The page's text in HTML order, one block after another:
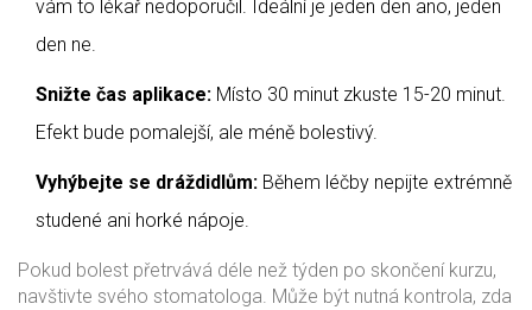
vám to lékař nedoporučil. Ideální je jeden den ano, jeden
den ne.
Snižte čas aplikace: Místo 30 minut zkuste 15-20 minut.
Efekt bude pomalejší, ale méně bolestivý.
Vyhýbejte se dráždidlům: Během léčby nepijte extrémně
studené ani horké nápoje.
Pokud bolest přetrvává déle než týden po skončení kurzu,
navštivte svého stomatologa. Může být nutná kontrola, zda